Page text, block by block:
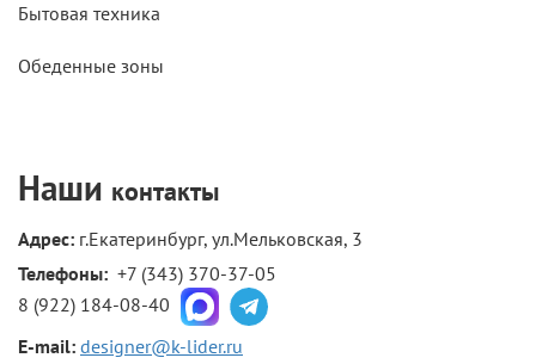
Бытовая техника
Обеденные зоны
Наши контакты
Адрес: г.Екатеринбург, ул.Мельковская, 3
Телефоны: +7 (343) 370-37-05
8 (922) 184-08-40
E-mail: designer@k-lider.ru